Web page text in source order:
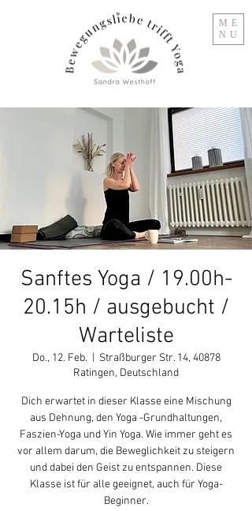
ME
NU
Sanftes Yoga / 19.00h-
20.15h / ausgebucht /
Warteliste
Do., 12. Feb.
Straßburger Str. 14, 40878
Ratingen, Deutschland
Dich erwartet in dieser Klasse eine Mischung
aus Dehnung, den Yoga -Grundhaltungen,
Faszien-Yoga und Yin Yoga. Wie immer geht es
vor allem darum, die Beweglichkeit zu steigern
und dabei den Geist zu entspannen. Diese
Klasse ist für alle geeignet, auch für Yoga-
Beginner.